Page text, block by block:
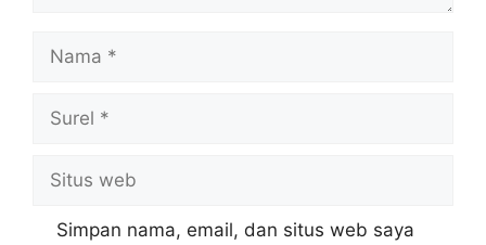
web
Simpan nama, email, dan situs web saya